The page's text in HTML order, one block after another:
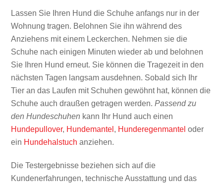
Lassen Sie Ihren Hund die Schuhe anfangs nur in der
Wohnung tragen. Belohnen Sie ihn während des
Anziehens mit einem Leckerchen. Nehmen sie die
Schuhe nach einigen Minuten wieder ab und belohnen
Sie Ihren Hund erneut. Sie können die Tragezeit in den
nächsten Tagen langsam ausdehnen. Sobald sich Ihr
Tier an das Laufen mit Schuhen gewöhnt hat, können die
Schuhe auch draußen getragen werden. Passend zu
den Hundeschuhen kann Ihr Hund auch einen
Hundepullover, Hundemantel , Hunderegenmantel oder
ein Hundehalstuch anziehen.
Die Testergebnisse beziehen sich auf die
Kundenerfahrungen, technische Ausstattung und das